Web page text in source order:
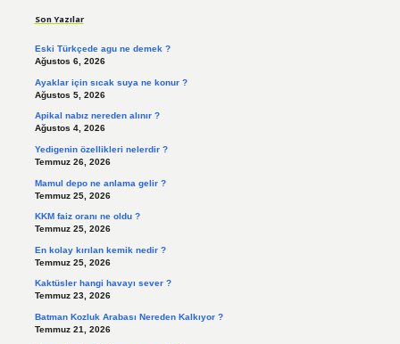
Son Yazılar
Eski Türkçede agu ne demek ?
Ağustos 6, 2026
Ayaklar için sıcak suya ne konur ?
Ağustos 5, 2026
Apikal nabız nereden alınır ?
Ağustos 4, 2026
Yedigenin özellikleri nelerdir ?
Temmuz 26, 2026
Mamul depo ne anlama gelir ?
Temmuz 25, 2026
KKM faiz oranı ne oldu ?
Temmuz 25, 2026
En kolay kırılan kemik nedir ?
Temmuz 25, 2026
Kaktüsler hangi havayı sever ?
Temmuz 23, 2026
Batman Kozluk Arabası Nereden Kalkıyor ?
Temmuz 21, 2026